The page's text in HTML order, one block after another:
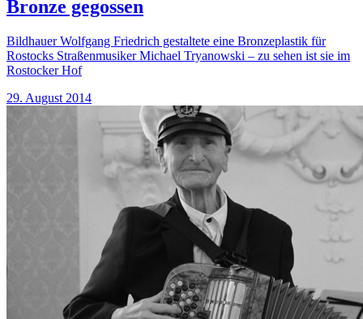
Bronze gegossen
Bildhauer Wolfgang Friedrich gestaltete eine Bronzeplastik für
Rostocks Straßenmusiker Michael Tryanowski – zu sehen ist sie im
Rostocker Hof
29. August 2014